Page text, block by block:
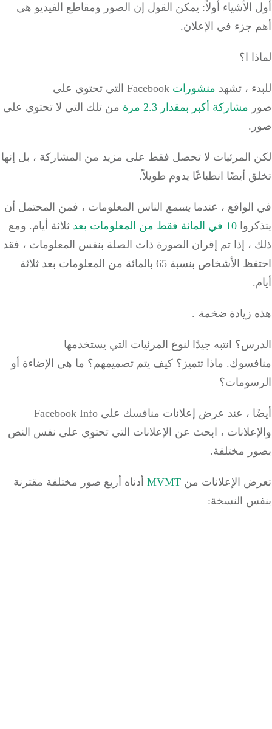
الأشياء أولاً: يمكن القول إن الصور ومقاطع الفيديو هي
جزء في الإعلان.
ا؟
، تشهدمنشورات
Facebook التي تحتوي على
مشاركة أكبر بمقدار 2.3 مرة
من تلك التي لا تحتوي على
المرئيات لا تحصل فقط على مزيد من المشاركة ، بل إنها
أيضًا انطباعًا يدوم طويلاً.
، عندمايسمعالناسالمعلومات ، فمن المحتمل أن
10 في المائة فقط من المعلومات بعد ثلاثة أيام.ومع
، إذا تم إقران الصورة ذات الصلة بنفس المعلومات ، فقد
احتفظ الأشخاص بنسبة 65 بالمائة من المعلومات بعد ثلاثة
زيادةضخمة.
انتبه جيدًا لنوع المرئيات التي يستخدمها
ماذا تتميز؟كيف يتم تصميمهم؟ما هي الإضاءة أو
أيضًا ، عند عرض إعلانات منافسك على Facebook Info
، ابحث عن الإعلانات التي تحتوي على نفس النص
مختلفة.
الإعلانات منMVMTأدناه أربع صور مختلفة مقترنة
النسخة: